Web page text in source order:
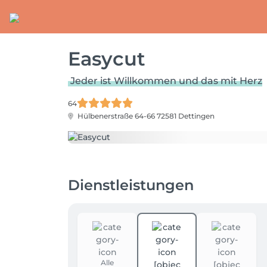
Easycut
Jeder ist Willkommen und das mit Herz
64
Hülbenerstraße 64-66 72581 Dettingen
Dienstleistungen
Alle